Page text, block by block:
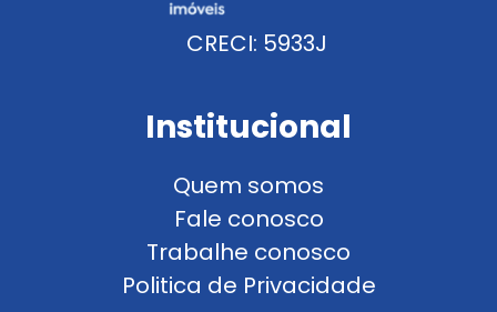
CRECI: 5933J
Institucional
Quem somos
Fale conosco
Trabalhe conosco
Politica de Privacidade